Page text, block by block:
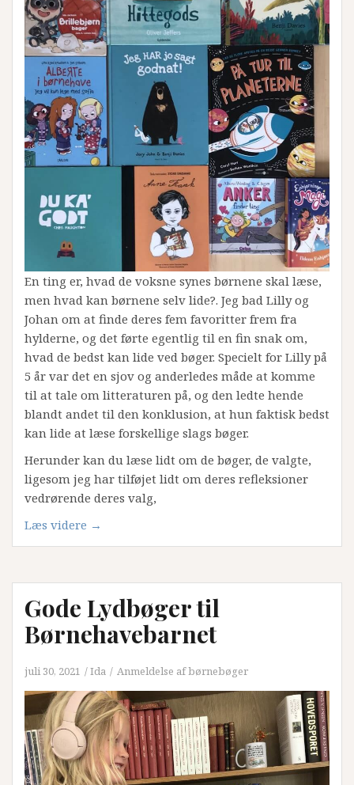
En ting er, hvad de voksne synes børnene skal læse,
men hvad kan børnene selv lide?. Jeg bad Lilly og
Johan om at finde deres fem favoritter frem fra
hylderne, og det førte egentlig til en fin snak om,
hvad de bedst kan lide ved bøger. Specielt for Lilly på
5 år var det en sjov og anderledes måde at komme
til at tale om litteraturen på, og den ledte hende
blandt andet til den konklusion, at hun faktisk bedst
kan lide at læse forskellige slags bøger.
Herunder kan du læse lidt om de bøger, de valgte,
ligesom jeg har tilføjet lidt om deres refleksioner
vedrørende deres valg,
Læs videre “Lilly
og
favoritter;
Bøger
til
børn
børnehavealderen”
→
Gode Lydbøger til
Børnehavebarnet
juli 30, 2021 Ida Anmeldelse af børnebøger